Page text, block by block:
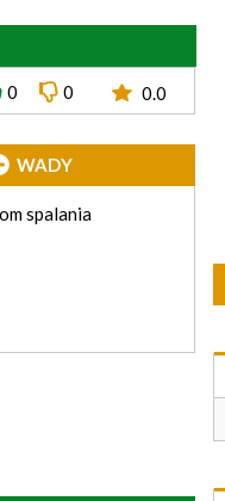
0 0 0.0
WADY
spalania